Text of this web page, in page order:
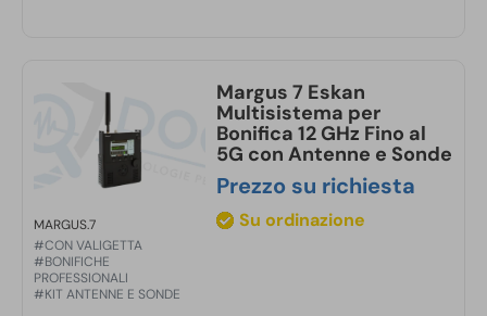
MARGUS.7
#CON VALIGETTA
#BONIFICHE
PROFESSIONALI
#KIT ANTENNE E SONDE
Margus 7 Eskan
Multisistema per
Bonifica 12 GHz Fino al
5G con Antenne e Sonde
Prezzo su richiesta
Su ordinazione